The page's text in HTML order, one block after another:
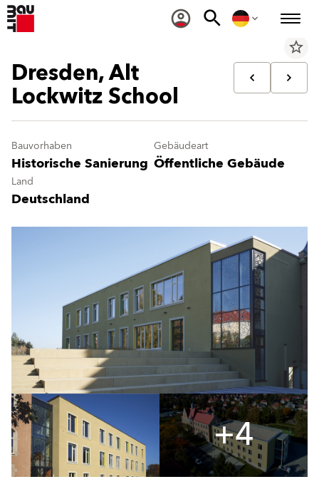
star_border
Dresden, Alt
Lockwitz School
Bauvorhaben
Historische Sanierung
Gebäudeart
Öffentliche Gebäude
Land
Deutschland
+4